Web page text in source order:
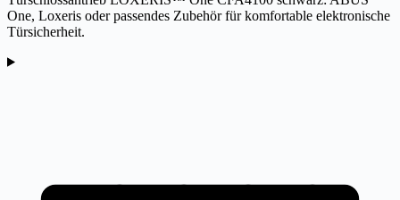
One, Loxeris oder passendes Zubehör für komfortable elektronische
Türsicherheit.